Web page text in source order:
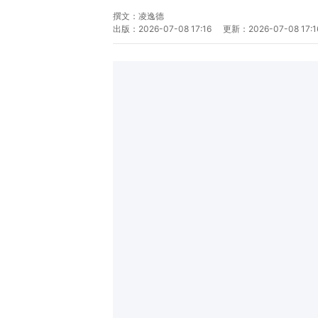
撰文： 凌逸德
出版： 2026-07-08 17:16 更新： 2026-07-08